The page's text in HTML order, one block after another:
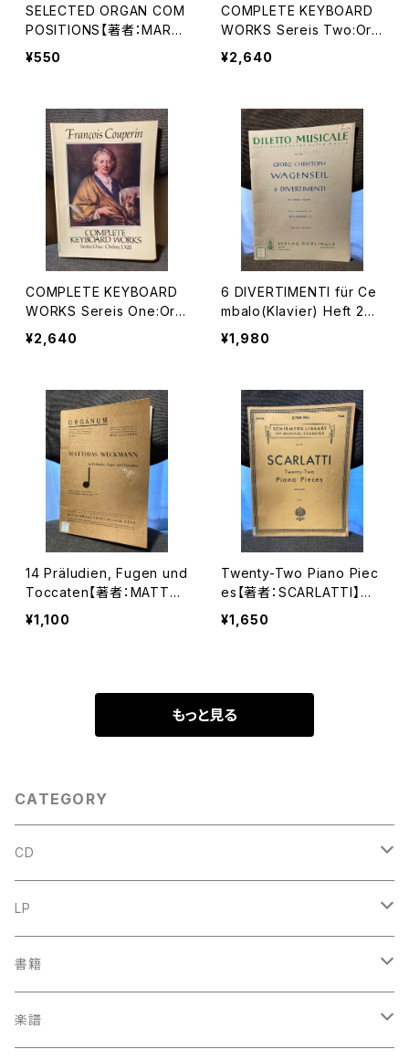
SELECTED ORGAN COM
POSITIONS【著者：MARC
HAND】出版社：EDWIN F.
¥550
COMPLETE KEYBOARD
WORKS Sereis Two:Ord
res ⅩⅣ-ⅩⅩⅦ【著者：Fra
nçois COUPERIN】出版
Inc. 1974年
¥2,640
COMPLETE KEYBOARD
WORKS Sereis One:Ord
res Ⅰ- Ⅷ【著者：François
COUPERIN】出版社：DOV
88年
¥2,640
6 DIVERTIMENTI für Ce
mbalo(Klavier) Heft 2
【著者：WAGENSEIL】出版
社：VERLAG DOBLINGER
¥1,980
14 Präludien, Fugen und
Toccaten【著者：MATTHI
AS WECKMANN】出版社：
Fr.KISTNER&C.F.W.SIEGE
¥1,100
Twenty-Two Piano Piec
es【著者：SCARLATTI】出
版社：G.SCHIRMER,INC. 1
923年
¥1,650
もっと見る
CATEGORY
CD
古楽
中古CD
鍋島元子関連CD
古楽以外
中古CD
LP
古楽
中古LP
古楽以外
書籍
古楽関係
楽譜